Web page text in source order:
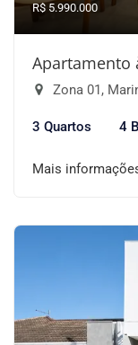
R$ 5.990.000
Apartamento
Zona 01,
3 Quartos 4
Mais